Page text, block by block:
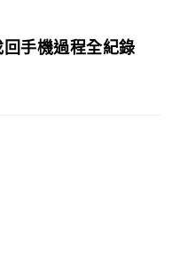
手機過程全紀錄